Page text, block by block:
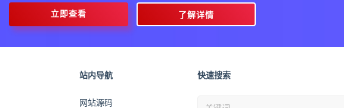
立即查看 了解详情
站内导航
网站源码
快速搜索